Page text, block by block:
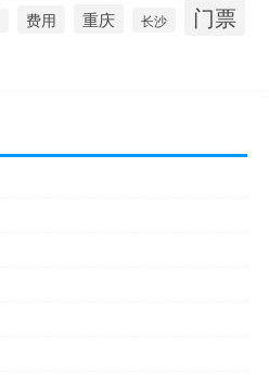
费用 重庆 长沙 门票